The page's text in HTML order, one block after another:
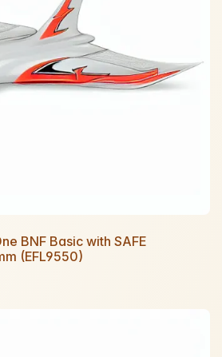
BNF Basic with SAFE
(EFL9550)